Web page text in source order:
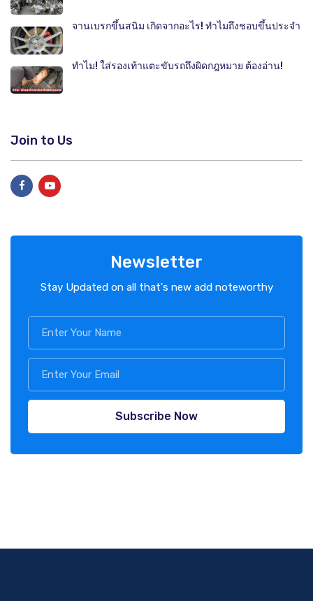
จานเบรกขึ้นสนิม เกิดจากอะไร! ทำไมถึงชอบขึ้นประจำ
ทำไม! ใส่รองเท้าแตะขับรถถึงผิดกฎหมาย ต้องอ่าน!
Join to Us
Newsletter
Stay Updated on all that's new add noteworthy
Subscribe Now